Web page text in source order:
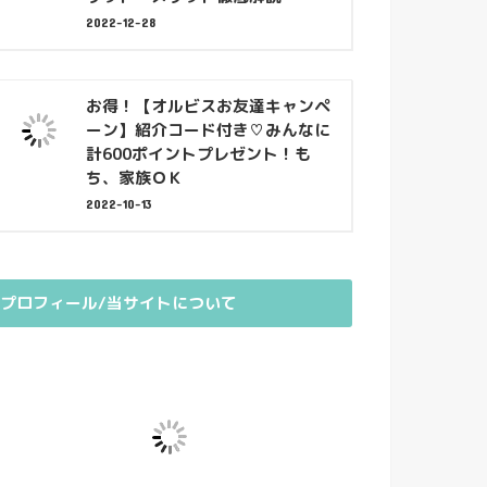
2022-12-28
お得！【オルビスお友達キャンペ
ーン】紹介コード付き♡みんなに
計600ポイントプレゼント！も
ち、家族ＯＫ
2022-10-13
プロフィール/当サイトについて